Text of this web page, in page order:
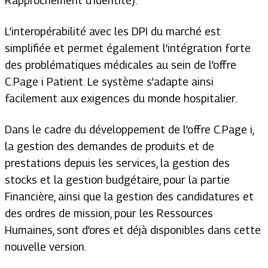
L’interopérabilité avec les DPI du marché est
simplifiée et permet également l’intégration forte
des problématiques médicales au sein de l’offre
C.Page i Patient. Le système s’adapte ainsi
facilement aux exigences du monde hospitalier.
Dans le cadre du développement de l’offre C.Page i,
la gestion des demandes de produits et de
prestations depuis les services, la gestion des
stocks et la gestion budgétaire, pour la partie
Financière, ainsi que la gestion des candidatures et
des ordres de mission, pour les Ressources
Humaines, sont d’ores et déjà disponibles dans cette
nouvelle version.